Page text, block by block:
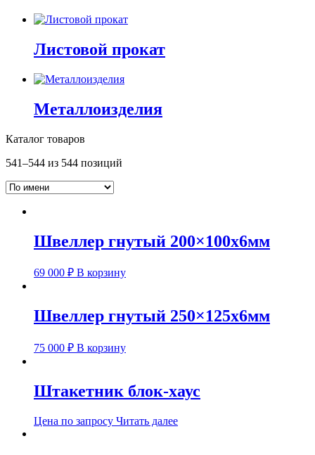
Листовой прокат
Металлоизделия
Каталог товаров
541–544 из 544 позиций
Швеллер гнутый 200×100х6мм
69 000 ₽ В корзину
Швеллер гнутый 250×125х6мм
75 000 ₽ В корзину
Штакетник блок-хаус
Цена по запросу Читать далее